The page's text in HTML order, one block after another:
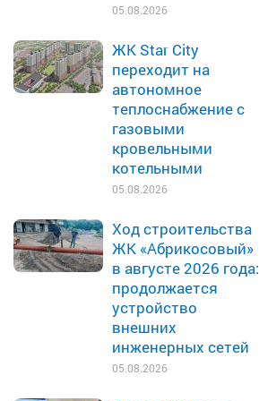
05.08.2026
ЖК Star City
переходит на
автономное
теплоснабжение с
газовыми
кровельными
котельными
05.08.2026
Ход строительства
ЖК «Абрикосовый»
в августе 2026 года:
продолжается
устройство
внешних
инженерных сетей
05.08.2026